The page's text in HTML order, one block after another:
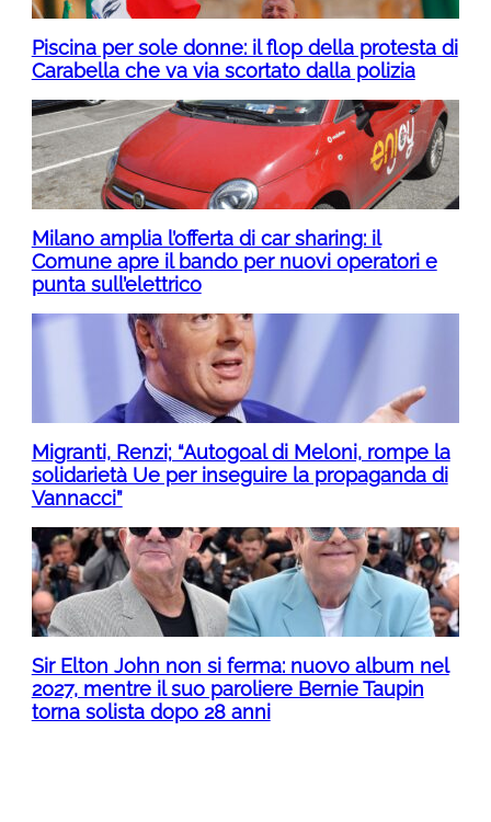
Piscina per sole donne: il flop della protesta di
Carabella che va via scortato dalla polizia
Milano amplia l’offerta di car sharing: il
Comune apre il bando per nuovi operatori e
punta sull’elettrico
Migranti, Renzi; “Autogoal di Meloni, rompe la
solidarietà Ue per inseguire la propaganda di
Vannacci”
Sir Elton John non si ferma: nuovo album nel
2027, mentre il suo paroliere Bernie Taupin
torna solista dopo 28 anni